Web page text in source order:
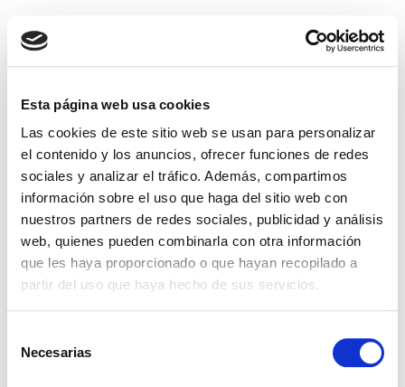
Esta página web usa cookies
Las cookies de este sitio web se usan para personalizar
el contenido y los anuncios, ofrecer funciones de redes
sociales y analizar el tráfico. Además, compartimos
información sobre el uso que haga del sitio web con
nuestros partners de redes sociales, publicidad y análisis
web, quienes pueden combinarla con otra información
que les haya proporcionado o que hayan recopilado a
partir del uso que haya hecho de sus servicios.
Necesarias
Andalucía se mueve con Europa
El diseño e implantación de esta Web ha sido financiada con una
ayuda procedente de la de la Junta de Andalucía, a través de la
Consejería de Transformación Económica, Industria,
Conocimiento y Universidades y la Unión Europea con cargo al
Fondo Europeo de Desarrollo Regional (FEDER) Objetivos: Los
objetivos previstos eran por un lado disponer…
mayo 18, 2023